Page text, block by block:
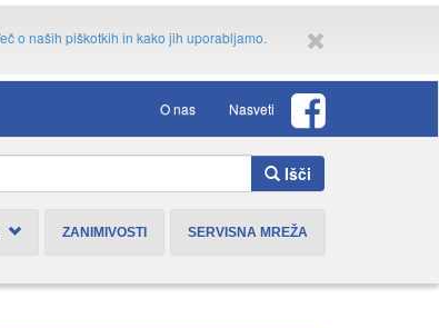
o naših piškotkih in kako jih uporabljamo.
O nas Nasveti
Išči
ZANIMIVOSTI SERVISNA MREŽA